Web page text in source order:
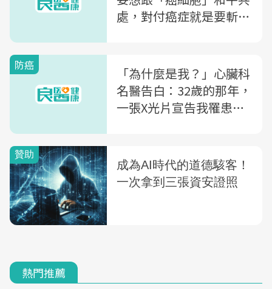
處，對付癌症就是要斬草
防癌
「為什麼是我？」心臟科
名醫告白：32歲的那年，
一張X光片宣告我罹患了
熱門推薦